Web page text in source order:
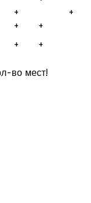
+
+
+
+
+ +
во мест!